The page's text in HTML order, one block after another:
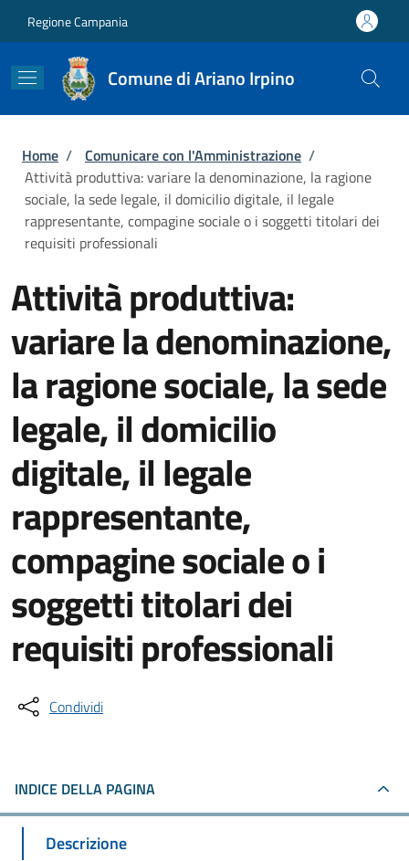
Regione Campania
Comune di Ariano Irpino
Briciole di pane
Home / Comunicare con l'Amministrazione /
Attività produttiva: variare la denominazione, la ragione
sociale, la sede legale, il domicilio digitale, il legale
rappresentante, compagine sociale o i soggetti titolari dei
requisiti professionali
Attività produttiva:
variare la denominazione,
la ragione sociale, la sede
legale, il domicilio
digitale, il legale
rappresentante,
compagine sociale o i
soggetti titolari dei
requisiti professionali
Condividi
INDICE DELLA PAGINA
Descrizione